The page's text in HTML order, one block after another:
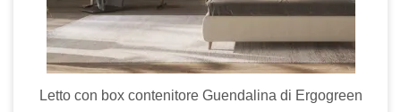
Letto con box contenitore Guendalina di Ergogreen